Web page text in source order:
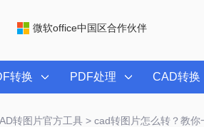
微软office中国区合作伙伴
转换 PDF处理 CAD转换
转图片官方工具> cad转图片怎么转？教你